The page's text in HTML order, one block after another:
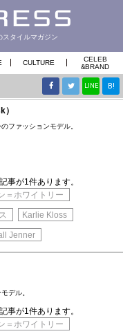
タイルマガジン
CULTURE
CELEB
&BRAND
LINE B!
）
ファッションモデル。
事が1件あります。
＝ホワイトリー
Karlie Kloss
Jenner
デル。
事が1件あります。
＝ホワイトリー